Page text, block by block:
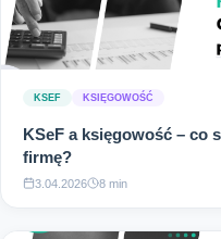
KSEF KSIĘGOWOŚĆ
KSeF a księgowość – co
firmę?
3.04.2026 8 min